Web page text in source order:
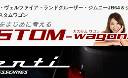
ヴェルファイア・ランドクルーザー・ジムニーJB64
タムワゴン